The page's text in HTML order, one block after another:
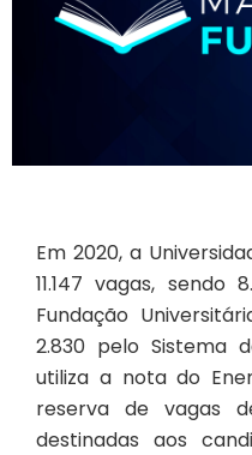
Em 2020, a
11.147 vagas,
Fundação
2.830 pelo Sistema
utiliza a nota do
reserva de vagas
destinadas aos